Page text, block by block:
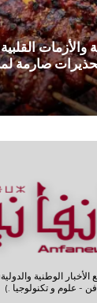
والأزمات
صارمة
الأخبار الوطنية
- علوم و تكنولوجيا .)